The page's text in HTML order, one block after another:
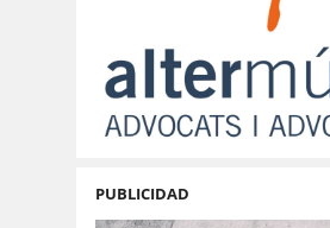
PUBLICIDAD